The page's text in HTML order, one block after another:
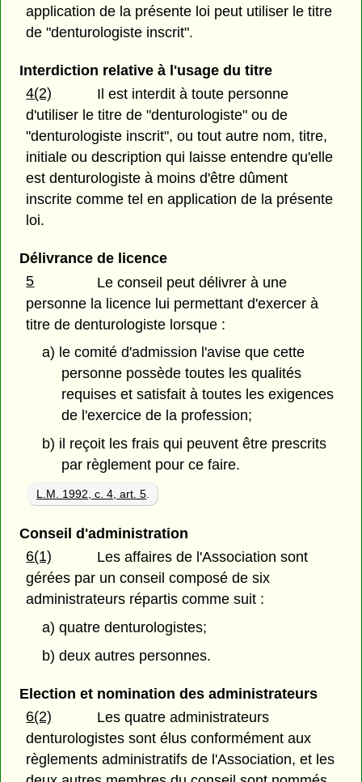
application de la présente loi peut utiliser le titre
de "denturologiste inscrit".
Interdiction relative à l'usage du titre
4(2)
Il est interdit à toute personne
d'utiliser le titre de "denturologiste" ou de
"denturologiste inscrit", ou tout autre nom, titre,
initiale ou description qui laisse entendre qu'elle
est denturologiste à moins d'être dûment
inscrite comme tel en application de la présente
loi.
Délivrance de licence
5
Le conseil peut délivrer à une
personne la licence lui permettant d'exercer à
titre de denturologiste lorsque :
a) le comité d'admission l'avise que cette
personne possède toutes les qualités
requises et satisfait à toutes les exigences
de l'exercice de la profession;
b) il reçoit les frais qui peuvent être prescrits
par règlement pour ce faire.
L.M. 1992, c. 4, art. 5
Conseil d'administration
6(1)
Les affaires de l'Association sont
gérées par un conseil composé de six
administrateurs répartis comme suit :
a) quatre denturologistes;
b) deux autres personnes.
Election et nomination des administrateurs
6(2)
Les quatre administrateurs
denturologistes sont élus conformément aux
règlements administratifs de l'Association, et les